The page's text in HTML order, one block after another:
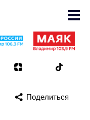
Поделиться